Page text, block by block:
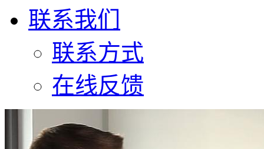
联系我们
联系方式
在线反馈